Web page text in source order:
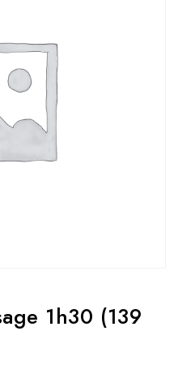
1h30 (139